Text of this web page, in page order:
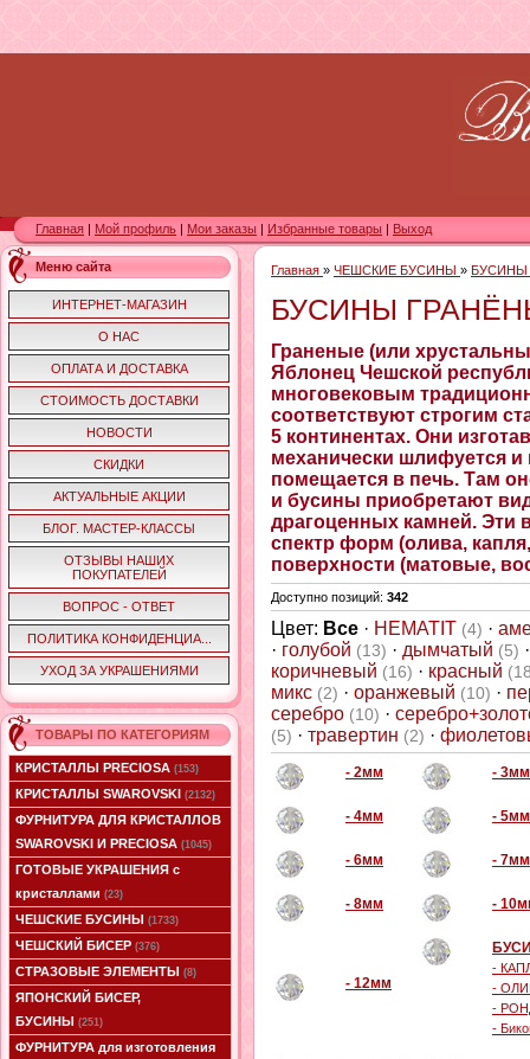
Главная Мой профиль Мои заказы Избранные товары Выход
Меню сайта
ИНТЕРНЕТ-МАГАЗИН
О НАС
ОПЛАТА И ДОСТАВКА
СТОИМОСТЬ ДОСТАВКИ
НОВОСТИ
СКИДКИ
АКТУАЛЬНЫЕ АКЦИИ
БЛОГ. МАСТЕР-КЛАССЫ
ОТЗЫВЫ НАШИХ
ПОКУПАТЕЛЕЙ
ВОПРОС - ОТВЕТ
ПОЛИТИКА КОНФИДЕНЦИА...
УХОД ЗА УКРАШЕНИЯМИ
ТОВАРЫ ПО КАТЕГОРИЯМ
КРИСТАЛЛЫ PRECIOSA (153)
КРИСТАЛЛЫ SWAROVSKI (2132)
ФУРНИТУРА ДЛЯ КРИСТАЛЛОВ
SWAROVSKI И PRECIOSA (1045)
ГОТОВЫЕ УКРАШЕНИЯ с
кристаллами (23)
ЧЕШСКИЕ БУСИНЫ (1733)
ЧЕШСКИЙ БИСЕР (376)
СТРАЗОВЫЕ ЭЛЕМЕНТЫ (8)
ЯПОНСКИЙ БИСЕР,
БУСИНЫ (251)
ФУРНИТУРА для изготовления
Главная » ЧЕШСКИЕ БУСИНЫ » БУСИНЫ
БУСИНЫ
Граненые (или
Яблонец Чешской
многовековым
соответствуют строгим
5 континентах. Они
механически шлифуется
помещается в печь. Там
и бусины приобретают
драгоценных камней. Эти
спектр форм (олива,
поверхности (матовые,
Доступно позиций: 342
Цвет: Все · HEMATIT (4) ·
· голубой (13) · дымчатый (5)
коричневый (16) · красный
микс (2) · оранжевый (10) ·
серебро (10) ·
(5) · травертин (2) ·
- 2мм - 3мм
- 4мм - 5мм
- 6мм - 7мм
- 8мм -
- 12мм
-
-
-
-